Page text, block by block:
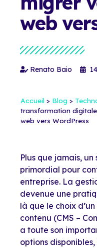
web
Renato Baio
Accueil > Blog >
transformation
web vers WordPress
Plus que jamais,
primordial pour
entreprise. La
devenue une
là que le choix
contenu (CMS –
a toute son
options